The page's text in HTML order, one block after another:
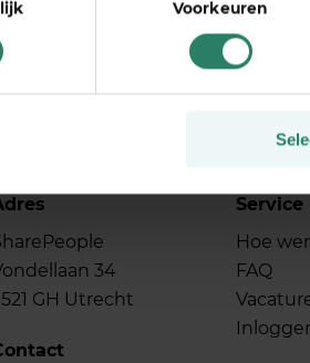
Voorkeurenma. tot
030
34
GH Utrecht
Service
Hoe
FAQ